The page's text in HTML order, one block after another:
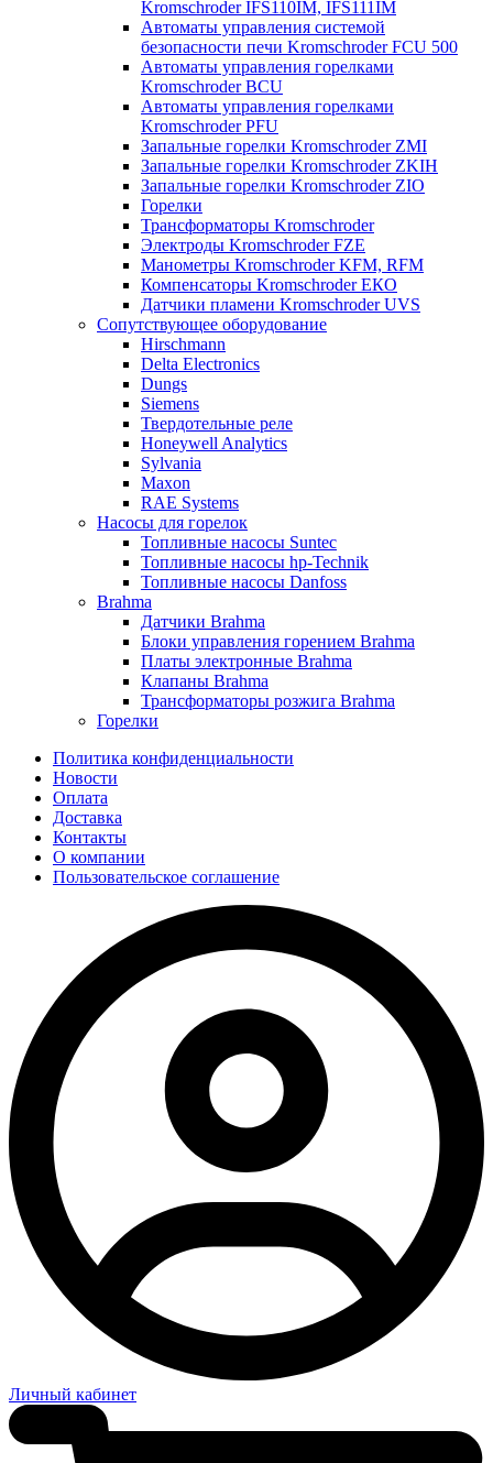
Kromschroder IFS110IM, IFS111IM
Автоматы управления системой
безопасности печи Kromschroder FCU 500
Автоматы управления горелками
Kromschroder BCU
Автоматы управления горелками
Kromschroder PFU
Запальные горелки Kromschroder ZМI
Запальные горелки Kromschroder ZKIH
Запальные горелки Kromschroder ZIO
Горелки
Трансформаторы Kromschroder
Электроды Kromschroder FZE
Манометры Kromschroder KFM, RFM
Компенсаторы Kromschroder ЕКО
Датчики пламени Kromschroder UVS
Сопутствующее оборудование
Hirschmann
Delta Electronics
Dungs
Siemens
Твердотельные реле
Honeywell Analytics
Sylvania
Maxon
RAE Systems
Насосы для горелок
Топливные насосы Suntec
Топливные насосы hp-Technik
Топливные насосы Danfoss
Brahma
Датчики Brahma
Блоки управления горением Brahma
Платы электронные Brahma
Клапаны Brahma
Трансформаторы розжига Brahma
Горелки
Политика конфиденциальности
Новости
Оплата
Доставка
Контакты
О компании
Пользовательское соглашение
Личный кабинет